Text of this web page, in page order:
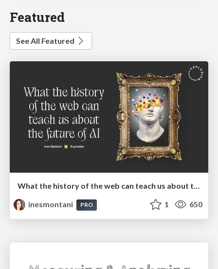
Featured
See All Featured
What the history of the web can teach us about the future of AI
inesmontani
PRO 1 650